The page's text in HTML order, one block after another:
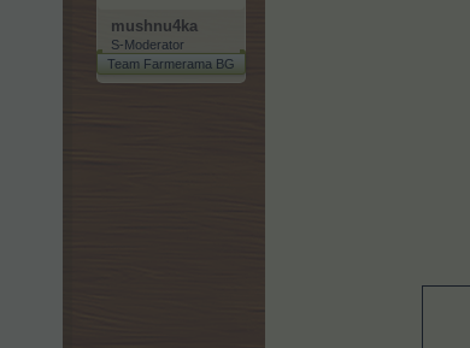
mushnu4ka
S-Moderator
Team Farmerama BG